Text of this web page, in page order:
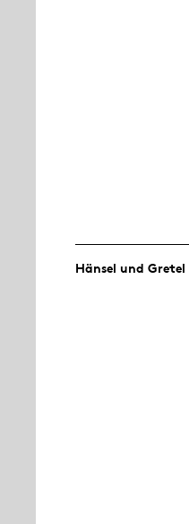
Hänsel und Gretel